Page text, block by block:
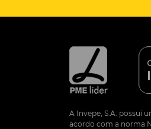
A Invepe, S.A. possui
acordo com a norma